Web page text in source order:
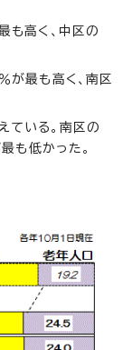
も高く、中区の
最も高く、南区
ている。南区の
も低かった。